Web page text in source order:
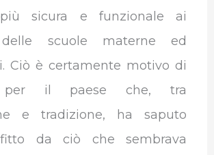
sicura e funzionale ai
scuole materne ed
Ciò è certamente motivo di
per il paese che, tra
e tradizione, ha saputo
da ciò che sembrava